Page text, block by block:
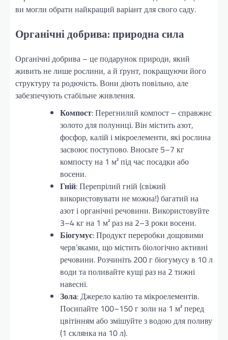
ви могли обрати найкращий варіант для свого саду.
Органічні добрива: природна сила
Органічні добрива – це подарунок природи, який
живить не лише рослини, а й ґрунт, покращуючи його
структуру та родючість. Вони діють повільно, але
забезпечують стабільне живлення.
Компост: Перегнилий компост – справжнє
золото для полуниці. Він містить азот,
фосфор, калій і мікроелементи, які рослина
засвоює поступово. Вносьте 5–7 кг
компосту на 1 м² під час посадки або
восени.
Гній: Перепрілий гній (свіжий
використовувати не можна!) багатий на
азот і органічні речовини. Використовуйте
3–4 кг на 1 м² раз на 2–3 роки восени.
Біогумус: Продукт переробки дощовими
черв’яками, що містить біологічно активні
речовини. Розчиніть 200 г біогумусу в 10 л
води та поливайте кущі раз на 2 тижні
навесні.
Зола: Джерело калію та мікроелементів.
Посипайте 100–150 г золи на 1 м² перед
цвітінням або змішуйте з водою для поливу
(1 склянка на 10 л).